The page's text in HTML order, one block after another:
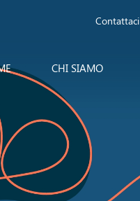
Contattaci
CHI SIAMO